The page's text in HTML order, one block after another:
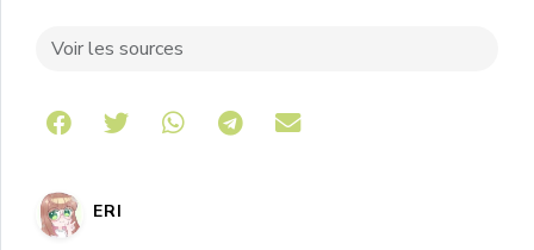
Voir les sources
Share on Telegram
ERI